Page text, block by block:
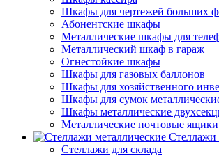
Шкафы для чертежей больших
Абонентские шкафы
Металлические шкафы для
Металлический шкаф в гараж
Огнестойкие шкафы
Шкафы для газовых баллонов
Шкафы для хозяйственного
Шкафы для сумок
Шкафы металлические
Металлические почтовые ящики
Стеллажи
Стеллажи для склада